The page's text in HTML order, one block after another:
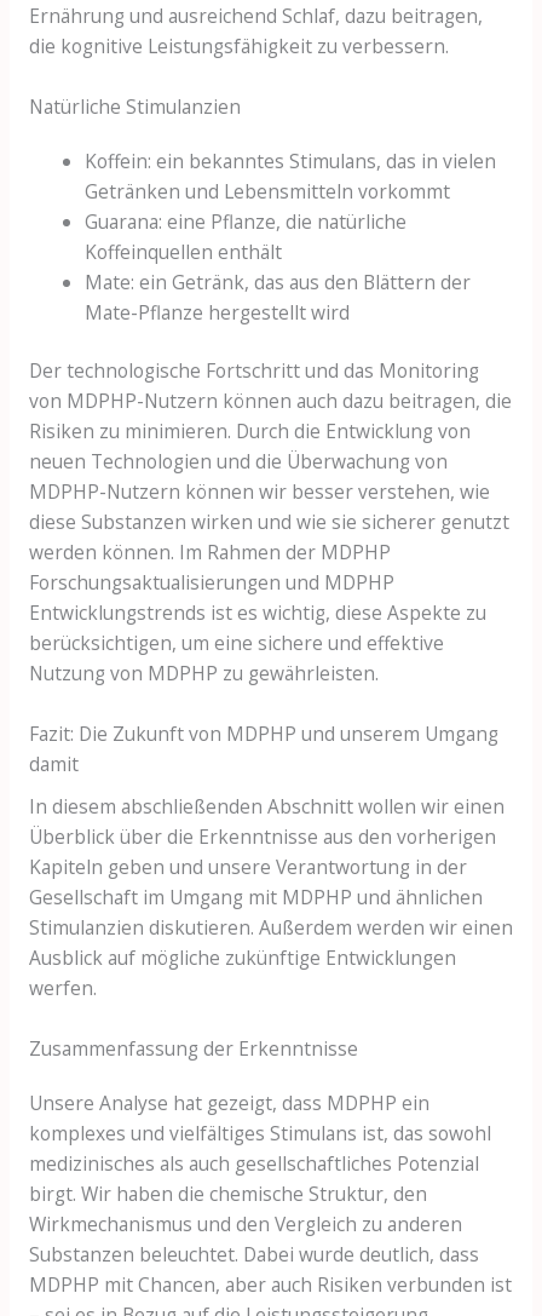
Ernährung und ausreichend Schlaf, dazu beitragen,
die kognitive Leistungsfähigkeit zu verbessern.
Natürliche Stimulanzien
Koffein: ein bekanntes Stimulans, das in vielen
Getränken und Lebensmitteln vorkommt
Guarana: eine Pflanze, die natürliche
Koffeinquellen enthält
Mate: ein Getränk, das aus den Blättern der
Mate-Pflanze hergestellt wird
Der technologische Fortschritt und das Monitoring
von MDPHP-Nutzern können auch dazu beitragen, die
Risiken zu minimieren. Durch die Entwicklung von
neuen Technologien und die Überwachung von
MDPHP-Nutzern können wir besser verstehen, wie
diese Substanzen wirken und wie sie sicherer genutzt
werden können. Im Rahmen der MDPHP
Forschungsaktualisierungen und MDPHP
Entwicklungstrends ist es wichtig, diese Aspekte zu
berücksichtigen, um eine sichere und effektive
Nutzung von MDPHP zu gewährleisten.
Fazit: Die Zukunft von MDPHP und unserem Umgang
damit
In diesem abschließenden Abschnitt wollen wir einen
Überblick über die Erkenntnisse aus den vorherigen
Kapiteln geben und unsere Verantwortung in der
Gesellschaft im Umgang mit MDPHP und ähnlichen
Stimulanzien diskutieren. Außerdem werden wir einen
Ausblick auf mögliche zukünftige Entwicklungen
werfen.
Zusammenfassung der Erkenntnisse
Unsere Analyse hat gezeigt, dass MDPHP ein
komplexes und vielfältiges Stimulans ist, das sowohl
medizinisches als auch gesellschaftliches Potenzial
birgt. Wir haben die chemische Struktur, den
Wirkmechanismus und den Vergleich zu anderen
Substanzen beleuchtet. Dabei wurde deutlich, dass
MDPHP mit Chancen, aber auch Risiken verbunden ist